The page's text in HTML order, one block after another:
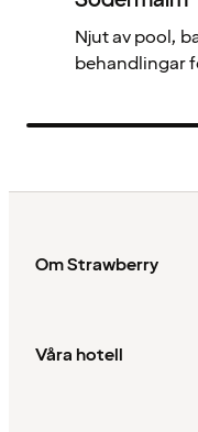
Njut av pool,
behandlingar
Om Strawberry
Våra hotell